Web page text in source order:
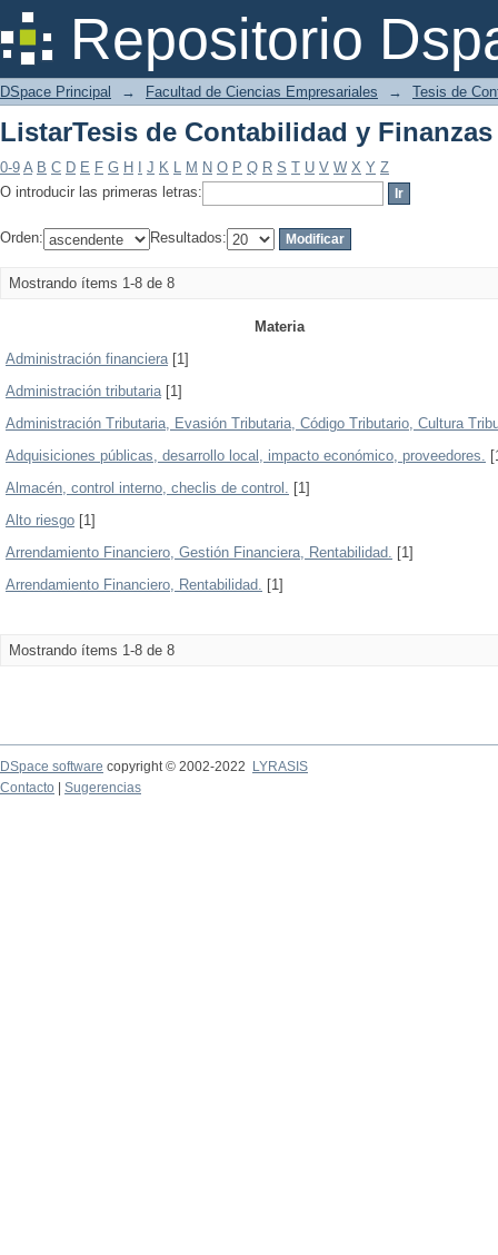
Repositorio
ListarTesis de Contabilidad y
DSpace Principal → Facultad de Ciencias Empresariales → Tesis de
ListarTesis de Contabilidad y
0-9 A B C D E F G H J K L M N O P Q R S T U V W X Y Z
O introducir las primeras letras:
Orden: Resultados:
Mostrando ítems 1-8 de 8
Materia
Administración financiera[1]
Administración tributaria[1]
Administración Tributaria, Evasión Tributaria, Código Tributario, Cultura
Adquisiciones públicas, desarrollo local, impacto económico, proveedores.
Almacén, control interno, checlis de control. [1]
Alto riesgo [1]
Arrendamiento Financiero, Gestión Financiera, Rentabilidad. [1]
Arrendamiento Financiero, Rentabilidad. [1]
Mostrando ítems 1-8 de 8
DSpace software copyright © 2002-2022
LYRASIS
Contacto
Sugerencias